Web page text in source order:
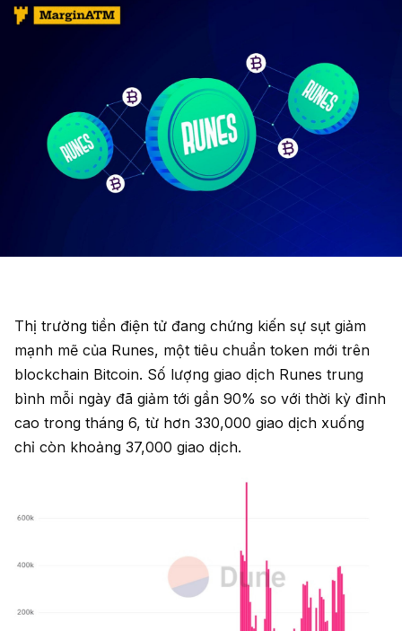
Thị trường tiền điện tử đang chứng kiến sự sụt giảm
mạnh mẽ của Runes, một tiêu chuẩn token mới trên
blockchain Bitcoin. Số lượng giao dịch Runes trung
bình mỗi ngày đã giảm tới gần 90% so với thời kỳ đỉnh
cao trong tháng 6, từ hơn 330,000 giao dịch xuống
chỉ còn khoảng 37,000 giao dịch.